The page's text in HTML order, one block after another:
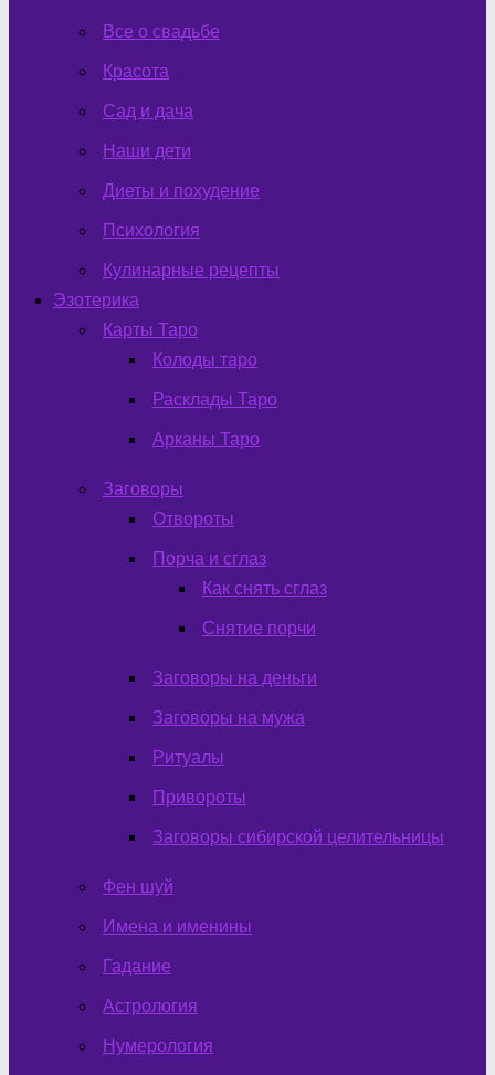
Все о свадьбе
Красота
Сад и дача
Наши дети
Диеты и похудение
Психология
Кулинарные рецепты
Эзотерика
Карты Таро
Колоды таро
Расклады Таро
Арканы Таро
Заговоры
Отвороты
Порча и сглаз
Как снять сглаз
Снятие порчи
Заговоры на деньги
Заговоры на мужа
Ритуалы
Привороты
Заговоры сибирской целительницы
Фен шуй
Имена и именины
Гадание
Астрология
Нумерология